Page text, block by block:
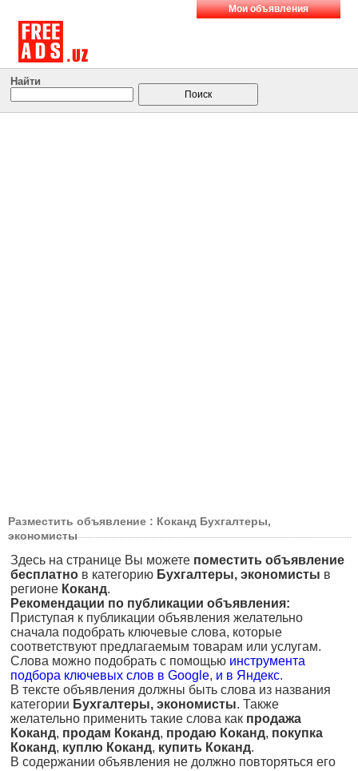
Мои объявления
Найти
Разместить объявление : Коканд Бухгалтеры,
экономисты
Здесь на странице Вы можете поместить объявление
бесплатно в категорию Бухгалтеры, экономисты в
регионе Коканд.
Рекомендации по публикации объявления:
Приступая к публикации объявления желательно
сначала подобрать ключевые слова, которые
соответствуют предлагаемым товарам или услугам.
Слова можно подобрать с помощью инструмента
подбора ключевых слов в Google, и в Яндекс.
В тексте объявления должны быть слова из названия
категории Бухгалтеры, экономисты. Также
желательно применить такие слова как продажа
Коканд, продам Коканд, продаю Коканд, покупка
Коканд, куплю Коканд, купить Коканд.
В содержании объявления не должно повторяться его